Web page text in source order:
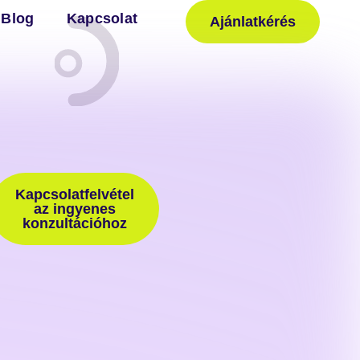
Blog Kapcsolat Ajánlatkérés
Kapcsolatfelvétel
az ingyenes
konzultációhoz